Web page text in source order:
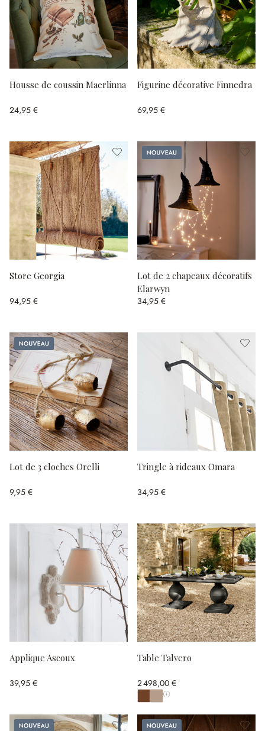
Housse de coussin Maerlinna
24,95 €
Figurine décorative Finnedra
69,95 €
Store Georgia
94,95 €
Nouveau
Lot de 2 chapeaux décoratifs
Elarwyn
34,95 €
Nouveau
Lot de 3 cloches Orelli
9,95 €
Tringle à rideaux Omara
34,95 €
Applique Ascoux
39,95 €
Table Talvero
2 498,00 €
Afficher toutes les couleurs
Nouveau
Nouveau